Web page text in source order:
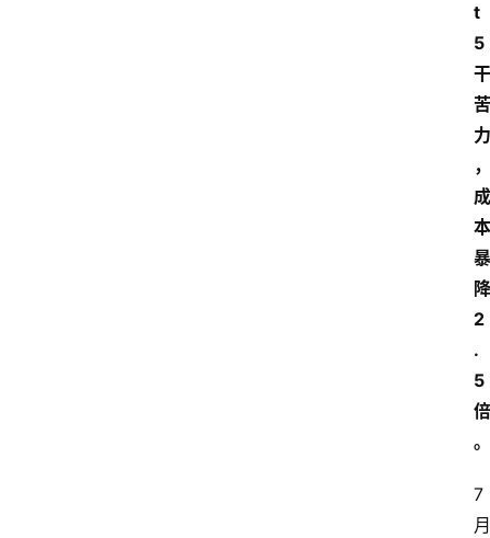
t
5
干
苦
力
，
成
本
暴
降
2
.
5
倍
。
7
月